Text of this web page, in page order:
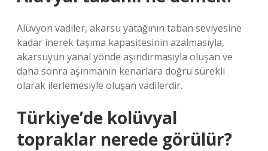
Alüvyon vadiler, akarsu yatağının taban seviyesine
kadar inerek taşıma kapasitesinin azalmasıyla,
akarsuyun yanal yönde aşındırmasıyla oluşan ve
daha sonra aşınmanın kenarlara doğru sürekli
olarak ilerlemesiyle oluşan vadilerdir.
Türkiye’de kolüvyal
topraklar nerede görülür?